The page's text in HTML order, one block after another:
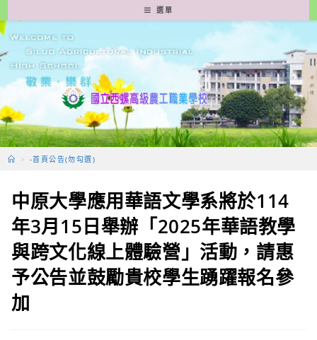
轉
至
要
容
選單
> -首頁公告(勿勾選)
中原大學應用華語文學系將於114
年3月15日舉辦「2025年華語教學
與跨文化線上體驗營」活動，請惠
予公告並鼓勵貴校學生踴躍報名參
加